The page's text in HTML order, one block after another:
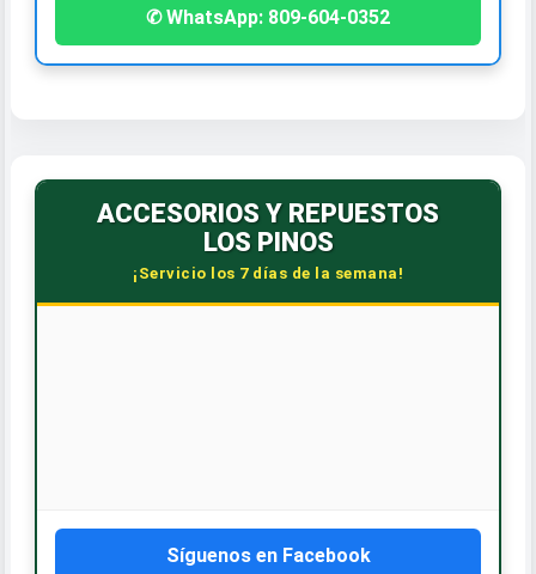
✆ WhatsApp: 809-604-0352
ACCESORIOS Y REPUESTOS
LOS PINOS
¡Servicio los 7 días de la semana!
Síguenos en Facebook